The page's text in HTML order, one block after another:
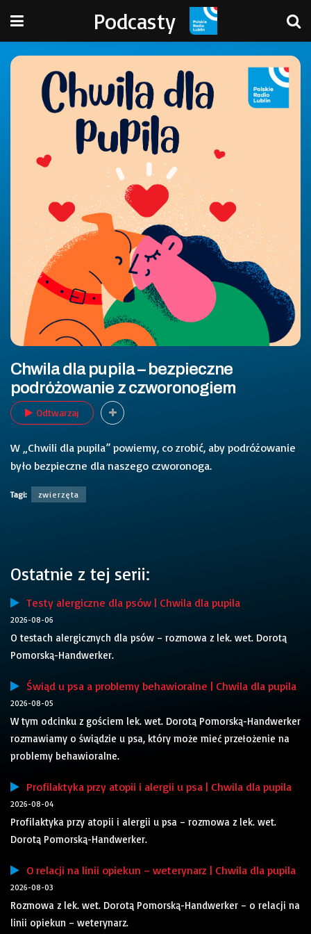
Podcasty
Chwila dla pupila – bezpieczne
podróżowanie z czworonogiem
Odtwarzaj
W „Chwili dla pupila” powiemy, co zrobić, aby podróżowanie
było bezpieczne dla naszego czworonoga.
Tagi: zwierzęta
Ostatnie z tej serii:
Testy alergiczne dla psów | Chwila dla pupila
2026-08-06
O testach alergicznych dla psów – rozmowa z lek. wet. Dorotą
Pomorską-Handwerker.
Świąd u psa a problemy behawioralne | Chwila dla pupila
2026-08-05
W tym odcinku z gościem lek. wet. Dorotą Pomorską-Handwerker
rozmawiamy o świądzie u psa, który może mieć przełożenie na
problemy behawioralne.
Profilaktyka przy atopii i alergii u psa | Chwila dla pupila
2026-08-04
Profilaktyka przy atopii i alergii u psa – rozmowa z lek. wet.
Dorotą Pomorską-Handwerker.
O relacji na linii opiekun – weterynarz | Chwila dla pupila
2026-08-03
Rozmowa z lek. wet. Dorotą Pomorską-Handwerker – o relacji na
linii opiekun – weterynarz.